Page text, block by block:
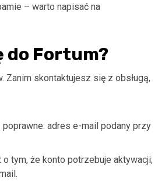
– warto napisać na
do Fortum?
Zanim skontaktujesz się z obsługą,
adres e-mail podany przy
tym, że konto potrzebuje aktywacji;